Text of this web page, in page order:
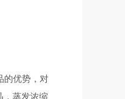
的优势，对
，蒸发浓缩